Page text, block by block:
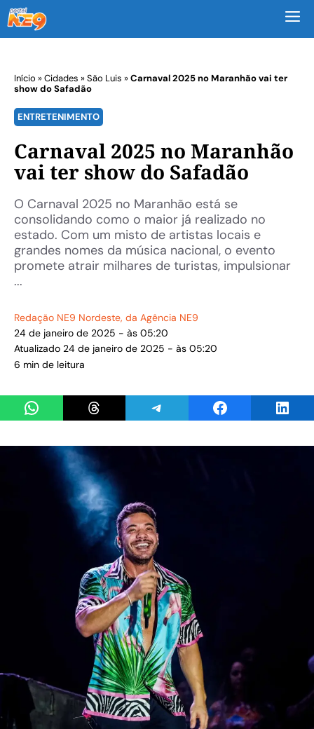
Início »Cidades »São Luis »Carnaval 2025 no Maranhão vai ter
show do Safadão
ENTRETENIMENTO
Carnaval 2025 no Maranhão
vai ter show do Safadão
O Carnaval 2025 no Maranhão está se
consolidando como o maior já realizado no
estado. Com um misto de artistas locais e
grandes nomes da música nacional, o evento
promete atrair milhares de turistas, impulsionar
...
Redação NE9 Nordeste, da Agência NE9
24 de janeiro de 2025 - às 05:20
Atualizado 24 de janeiro de 2025 - às 05:20
6 min de leitura
Share on WhatsAppShare on ThreadsShare on TelegramShare on Facebook